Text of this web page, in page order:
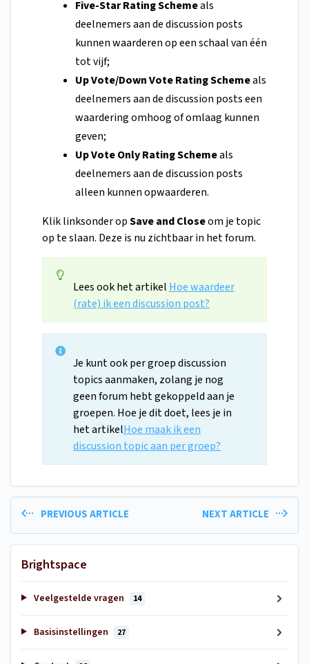
Five-Star Rating Schemeals
deelnemers aan de discussion posts
kunnen waarderen op een schaal van één
tot vijf;
Up Vote/Down Vote Rating Schemeals
deelnemers aan de discussion posts een
waardering omhoog of omlaag kunnen
geven;
Up Vote Only Rating Schemeals
deelnemers aan de discussion posts
alleen kunnen opwaarderen.
Klik linksonder opSave and Closeom je topic
op te slaan. Deze is nu zichtbaar in het forum.
Lees ook het artikel Hoe waardeer
(rate) ik een discussion post?
Je kunt ook per groep discussion
topics aanmaken, zolang je nog
geen forum hebt gekoppeld aan je
groepen. Hoe je dit doet, lees je in
het artikelHoe maak ik een
discussion topic aan per groep?
PREVIOUS ARTICLE NEXT ARTICLE
Brightspace
Veelgestelde vragen 14
Basisinstellingen 27